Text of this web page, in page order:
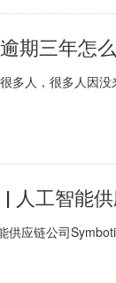
期三年怎
多人，很多人因
供应链公司